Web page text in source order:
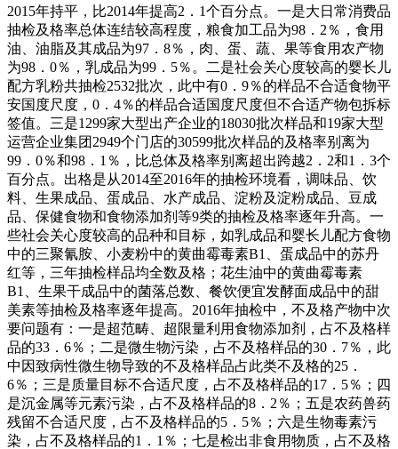
2015年持平，比2014年提高2．1个百分点。一是大日常消费品
抽检及格率总体连结较高程度，粮食加工品为98．2％，食用
油、油脂及其成品为97．8％，肉、蛋、蔬、果等食用农产物
为98．0％，乳成品为99．5％。二是社会关心度较高的婴长儿
配方乳粉共抽检2532批次，此中有0．9％的样品不合适食物平
安国度尺度，0．4％的样品合适国度尺度但不合适产物包拆标
签值。三是1299家大型出产企业的18030批次样品和19家大型
运营企业集团2949个门店的30599批次样品的及格率别离为
99．0％和98．1％，比总体及格率别离超出跨越2．2和1．3个
百分点。出格是从2014至2016年的抽检环境看，调味品、饮
料、生果成品、蛋成品、水产成品、淀粉及淀粉成品、豆成
品、保健食物和食物添加剂等9类的抽检及格率逐年升高。一
些社会关心度较高的品种和目标，如乳成品和婴长儿配方食物
中的三聚氰胺、小麦粉中的黄曲霉毒素B1、蛋成品中的苏丹
红等，三年抽检样品均全数及格；花生油中的黄曲霉毒素
B1、生果干成品中的菌落总数、餐饮便宜发酵面成品中的甜
美素等抽检及格率逐年提高。2016年抽检中，不及格产物中次
要问题有：一是超范畴、超限量利用食物添加剂，占不及格样
品的33．6％；二是微生物污染，占不及格样品的30．7％，此
中因致病性微生物导致的不及格样品占此类不及格的25．
6％；三是质量目标不合适尺度，占不及格样品的17．5％；四
是沉金属等元素污染，占不及格样品的8．2％；五是农药兽药
残留不合适尺度，占不及格样品的5．5％；六是生物毒素污
染，占不及格样品的1．1％；七是检出非食用物质，占不及格